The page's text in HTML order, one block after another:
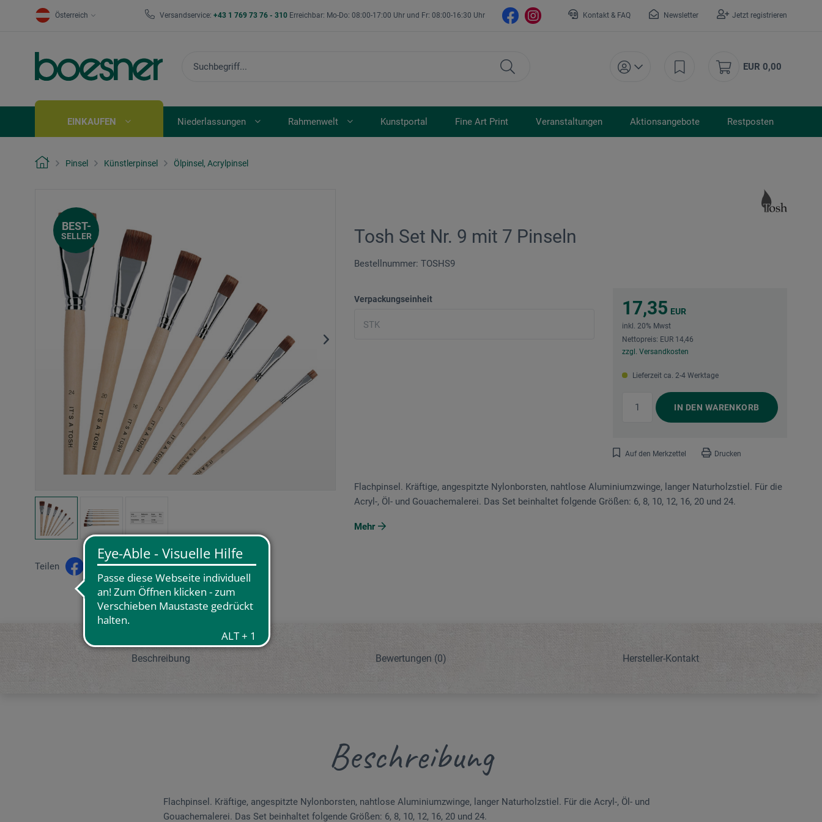
Österreich Versandservice: +43 1 769 73 76 - 310 Erreichbar: Mo-Do: 08:00-17:00 Uhr und Fr: 08:00-16:30 Uhr Kontakt & FAQ Newsletter Jetzt registrieren
EUR 0,00
EINKAUFEN Niederlassungen Rahmenwelt Kunstportal Fine Art Print Veranstaltungen Aktionsangebote Restposten
Pinsel Künstlerpinsel Ölpinsel, Acrylpinsel
Tosh Set Nr. 9 mit 7 Pinseln
Bestellnummer: TOSHS9
BEST-
SELLER
Verpackungseinheit 17,35 EUR
inkl. 20% Mwst
Nettopreis: EUR 14,46
zzgl. Versandkosten
Lieferzeit ca. 2-4 Werktage
IN DEN WARENKORB
Auf den Merkzettel Drucken
Teilen
Flachpinsel. Kräftige, angespitzte Nylonborsten, nahtlose Aluminium­zwinge, langer Naturholzstiel. Für die
Acryl-, Öl- und Gouachemalerei. Das Set beinhaltet folgende Größen: 6, 8, 10, 12, 16, 20 und 24.
Mehr
Beschreibung Bewertungen (0) Hersteller-Kontakt
Beschreibung
Flachpinsel. Kräftige, angespitzte Nylonborsten, nahtlose Aluminium­zwinge, langer Naturholzstiel. Für die Acryl-, Öl- und
Gouachemalerei. Das Set beinhaltet folgende Größen: 6, 8, 10, 12, 16, 20 und 24.